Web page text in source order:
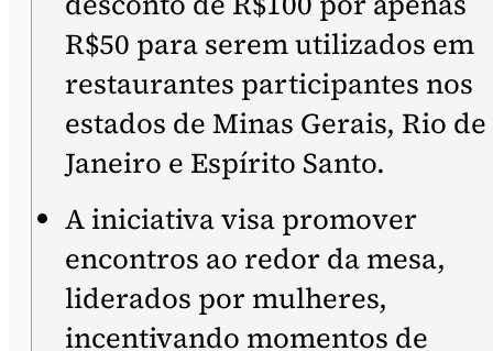
R$50 para serem utilizados em
restaurantes participantes nos
estados de Minas Gerais, Rio de
Janeiro e Espírito Santo.
A iniciativa visa promover
encontros ao redor da mesa,
liderados por mulheres,
incentivando momentos de